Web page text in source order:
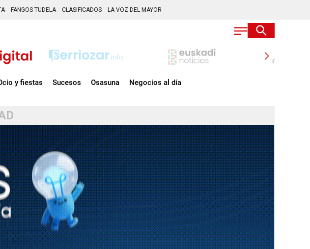
FANGOS TUDELA CLASIFICADOS LA VOZ DEL MAYOR
chevron_right
y fiestas Sucesos Osasuna Negocios al día